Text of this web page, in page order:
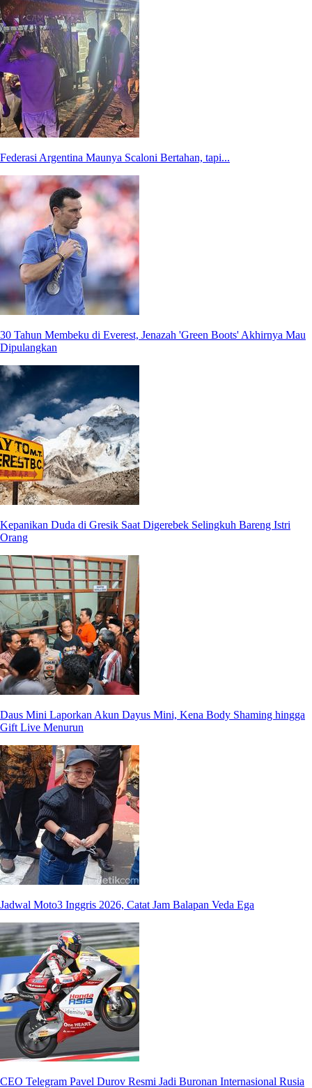
Federasi Argentina Maunya Scaloni Bertahan, tapi...
30 Tahun Membeku di Everest, Jenazah 'Green Boots' Akhirnya Mau
Dipulangkan
Kepanikan Duda di Gresik Saat Digerebek Selingkuh Bareng Istri
Orang
Daus Mini Laporkan Akun Dayus Mini, Kena Body Shaming hingga
Gift Live Menurun
Jadwal Moto3 Inggris 2026, Catat Jam Balapan Veda Ega
CEO Telegram Pavel Durov Resmi Jadi Buronan Internasional Rusia